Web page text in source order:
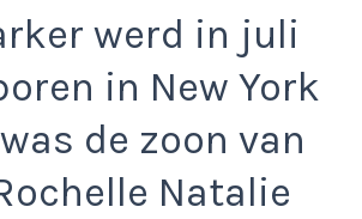
werd in juli
in New York
de zoon van
Natalie